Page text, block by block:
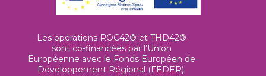
Les opérations ROC42® et THD42®
sont co-financées par l’Union
Européenne avec le Fonds Européen de
Développement Régional (FEDER).